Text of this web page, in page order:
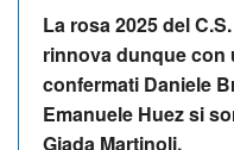
La rosa 2025 del
rinnova dunque con
confermati Daniele
Emanuele Huez si
Giada Martinoli.